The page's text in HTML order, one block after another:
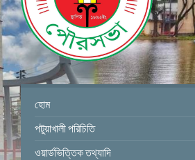
হোম
পটুয়াখালী পরিচিতি
ওয়ার্ডভিত্তিক তথ্যাদি